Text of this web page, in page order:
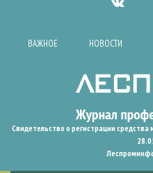
ВАЖНОЕ НОВОСТИ
Свидетельство о регистрации